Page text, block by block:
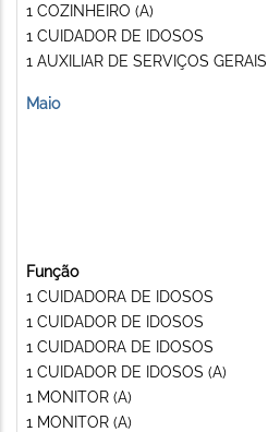
1 COZINHEIRO (A)
1 CUIDADOR DE IDOSOS
1 AUXILIAR DE SERVIÇOS GERAIS
Maio
Função
1 CUIDADORA DE IDOSOS
1 CUIDADOR DE IDOSOS
1 CUIDADORA DE IDOSOS
1 CUIDADOR DE IDOSOS (A)
1 MONITOR (A)
1 MONITOR (A)